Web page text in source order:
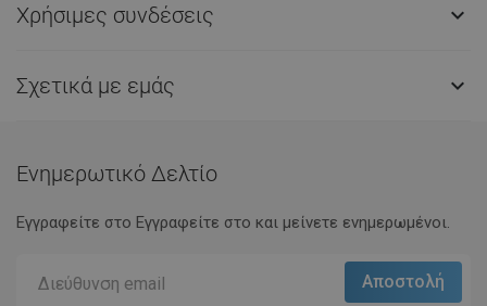
Χρήσιμες συνδέσεις 
Σχετικά με εμάς 
Ενημερωτικό Δελτίο
Εγγραφείτε στο Eγγραφείτε στο και μείνετε ενημερωμένοι.